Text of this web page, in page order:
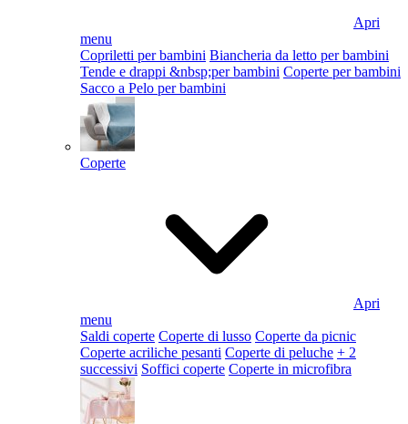
Apri
menu
Copriletti per bambini Biancheria da letto per bambini
Tende e drappi &nbsp;per bambini Coperte per bambini
Sacco a Pelo per bambini
Coperte
Apri
menu
Saldi coperte Coperte di lusso Coperte da picnic
Coperte acriliche pesanti Coperte di peluche + 2
successivi Soffici coperte Coperte in microfibra